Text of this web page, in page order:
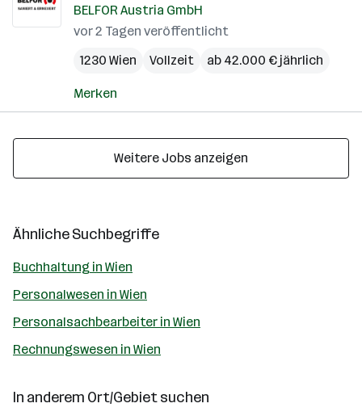
BELFOR Austria GmbH
vor 2 Tagen veröffentlicht
1230 Wien
Vollzeit ab 42.000 € jährlich
Merken
Weitere Jobs anzeigen
Ähnliche Suchbegriffe
Buchhaltung in Wien
Personalwesen in Wien
Personalsachbearbeiter in Wien
Rechnungswesen in Wien
In anderem Ort/Gebiet suchen